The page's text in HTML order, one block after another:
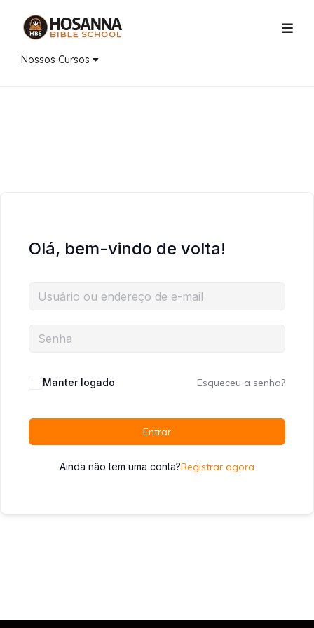
Nossos Cursos
Olá, bem-vindo de volta!
Manter logado Esqueceu a senha?
Entrar
Ainda não tem uma conta?Registrar agora